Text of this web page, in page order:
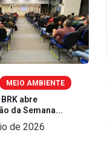
MEIO AMBIENTE
abre
da Semana...
de 2026